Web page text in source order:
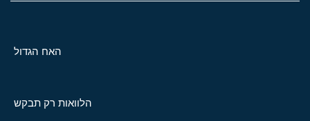
האח הגדול
הלוואות רק תבקש